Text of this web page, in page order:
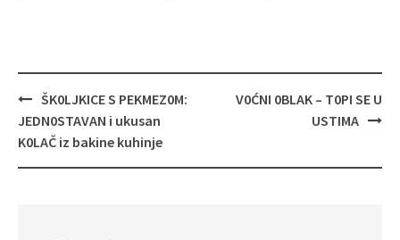
Navigacija
objava
ŠK0LJKICE S PEKMEZ0M:
JEDN0STAVAN i ukusan
K0LAČ iz bakine kuhinje
V0ĆNI 0BLAK – T0PI SE U
USTIMA